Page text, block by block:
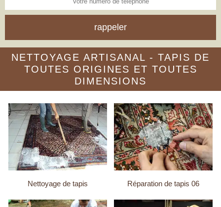
NETTOYAGE ARTISANAL - TAPIS DE
TOUTES ORIGINES ET TOUTES
DIMENSIONS
Nettoyage de tapis Réparation de tapis 06